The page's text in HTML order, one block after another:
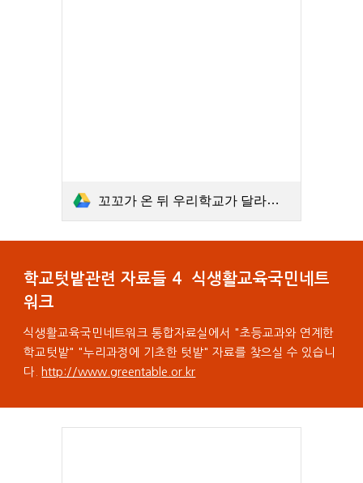
꼬꼬가 온 뒤 우리학교가 달라졌어요.PDF
학교텃밭관련 자료들 4 식생활교육국민네트
워크
식생활교육국민네트워크 통합자료실에서 "초등교과와 연계한
학교텃밭" "누리과정에 기초한 텃밭" 자료를 찾으실 수 있습니
다.
http://www.greentable.or.kr